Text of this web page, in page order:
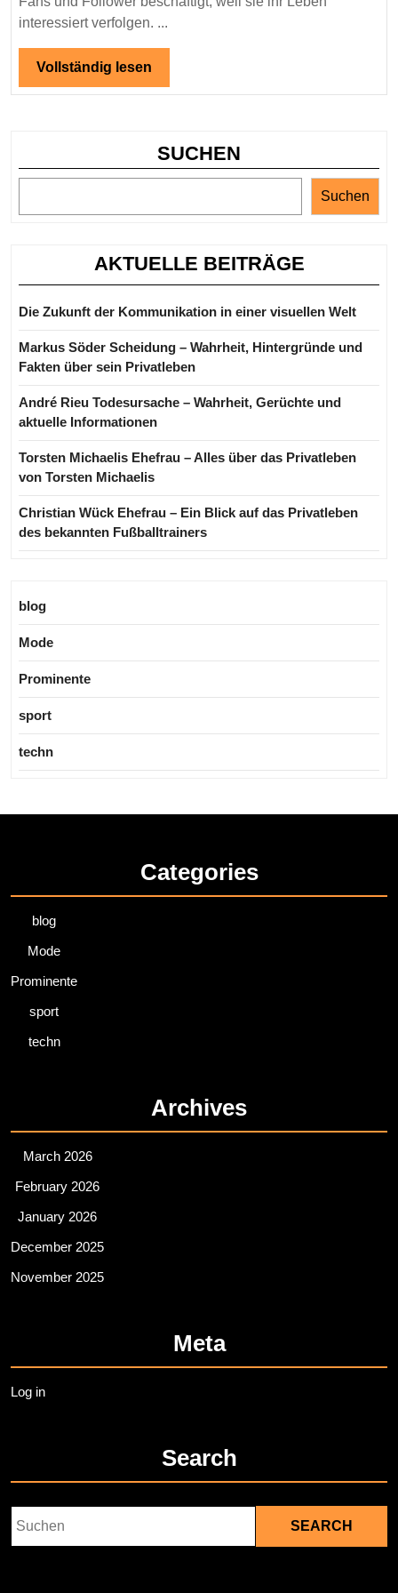
Privatleben
interessiert verfolgen. ...
Vollständig lesen
lesen
SUCHEN
Suchen
AKTUELLE BEITRÄGE
Die Zukunft der Kommunikation in einer visuellen Welt
Markus Söder Scheidung – Wahrheit, Hintergründe und
Fakten über sein Privatleben
André Rieu Todesursache – Wahrheit, Gerüchte und
aktuelle Informationen
Torsten Michaelis Ehefrau – Alles über das Privatleben
von Torsten Michaelis
Christian Wück Ehefrau – Ein Blick auf das Privatleben
des bekannten Fußballtrainers
blog
Mode
Prominente
sport
techn
Categories
blog
Mode
Prominente
sport
techn
Archives
March 2026
February 2026
January 2026
December 2025
November 2025
Meta
Log in
Search